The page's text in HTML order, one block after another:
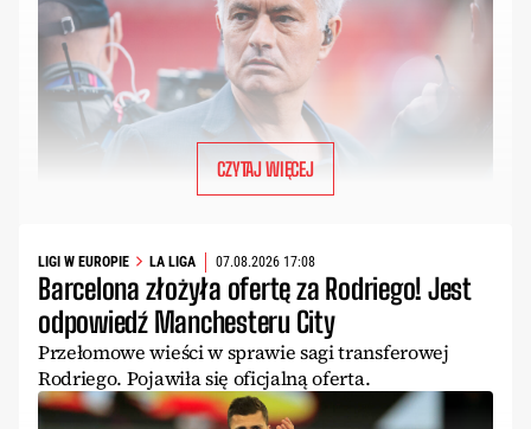
CZYTAJ WIĘCEJ
LIGI W EUROPIE LA LIGA 07.08.2026 17:08
Barcelona złożyła ofertę za Rodriego! Jest
odpowiedź Manchesteru City
Przełomowe wieści w sprawie sagi transferowej
Rodriego. Pojawiła się oficjalną oferta.